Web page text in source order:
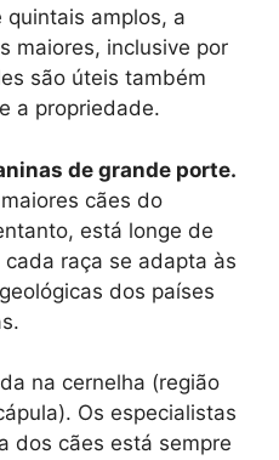
quintais amplos, a
maiores, inclusive por
são úteis também
a propriedade.
de grande porte.
cães do
está longe de
raça se adapta às
dos países
na cernelha (região
Os especialistas
dos cães está sempre